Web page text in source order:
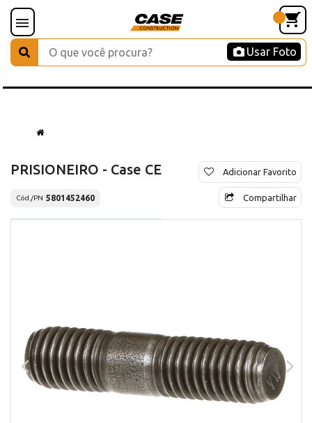
Usar Foto
PRISIONEIRO - Case CE
Cód./PN 5801452460
Adicionar Favorito
Compartilhar